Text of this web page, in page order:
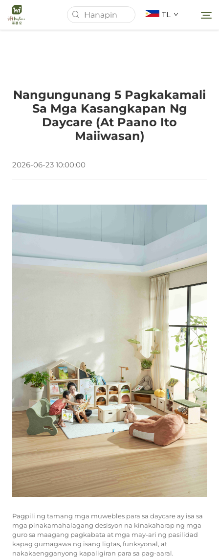
TL
Tungkol Sa Amin
Mga Produkto
Mga kaso
Makipag-ugnayan sa Amin
Nangungunang 5 Pagkakamali
Sa Mga Kasangkapan Ng
Daycare (At Paano Ito
Maiiwasan)
2026-06-23 10:00:00
Pagpili ng tamang mga muwebles para sa daycareay isa sa
mga pinakamahalagang desisyon na kinakaharap ng mga
guro sa maagang pagkabata at mga may-ari ng pasilidad
kapag gumagawa ng isang ligtas, funksyonal, at
nakakaengganyong kapaligiran para sa pag-aaral.